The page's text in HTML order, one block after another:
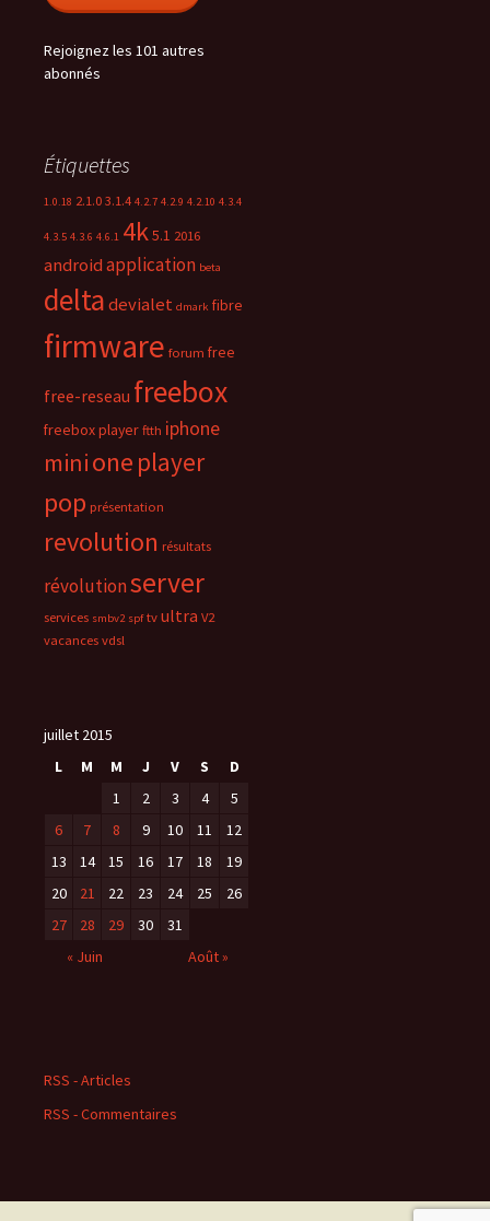
Rejoignez les 101 autres
abonnés
Étiquettes
1.0.18 2.1.0 3.1.4 4.2.7 4.2.9 4.2.10 4.3.4
4.3.5 4.3.6 4.6.1 4k5.1 2016
androidapplication beta
deltadevialet dmark fibre
firmware forum free
free-reseau freebox
freebox player ftth iphone
minione player
pop présentation
revolution résultats
révolutionserver
services smbv2 spf tv ultra V2
vacances vdsl
juillet 2015
L
M M J V S
D
1
2 3 4
5
6
7 8 9 10 11
12
13
14 15 16 17 18
19
20
21 22 23 24 25
26
27
28 29 30
31
« Juin
Août »
RSS - Articles
RSS - Commentaires